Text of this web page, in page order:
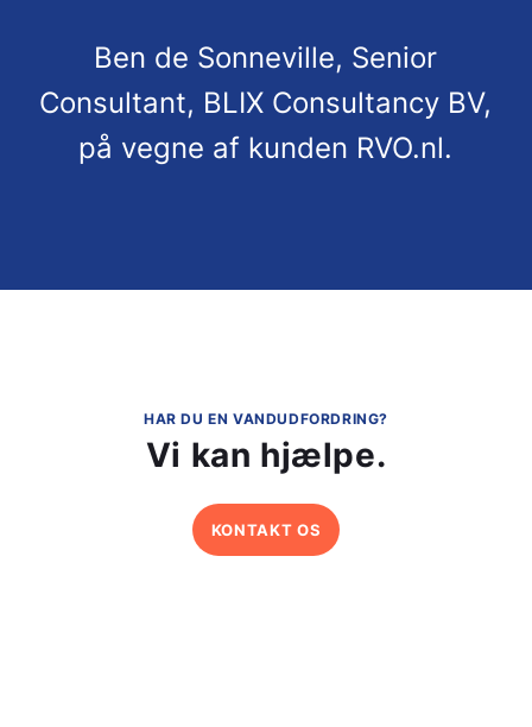
Ben de Sonneville, Senior
Consultant, BLIX Consultancy BV,
på vegne af kunden RVO.nl.
HAR DU EN VANDUDFORDRING?
Vi kan hjælpe.
KONTAKT OS